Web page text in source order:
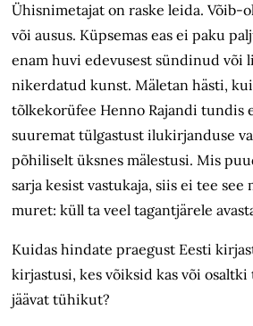
Ühisnimetajat on raske leida. Võib-
või ausus. Küpsemas eas ei paku
enam huvi edevusest sündinud või
nikerdatud kunst. Mäletan hästi,
tõlkekorüfee Henno Rajandi tundis
suuremat tülgastust ilukirjanduse
põhiliselt üksnes mälestusi. Mis
sarja kesist vastukaja, siis ei tee see
muret: küll ta veel tagantjärele
Kuidas hindate praegust Eesti
kirjastusi, kes võiksid kas või
jäävat tühikut?